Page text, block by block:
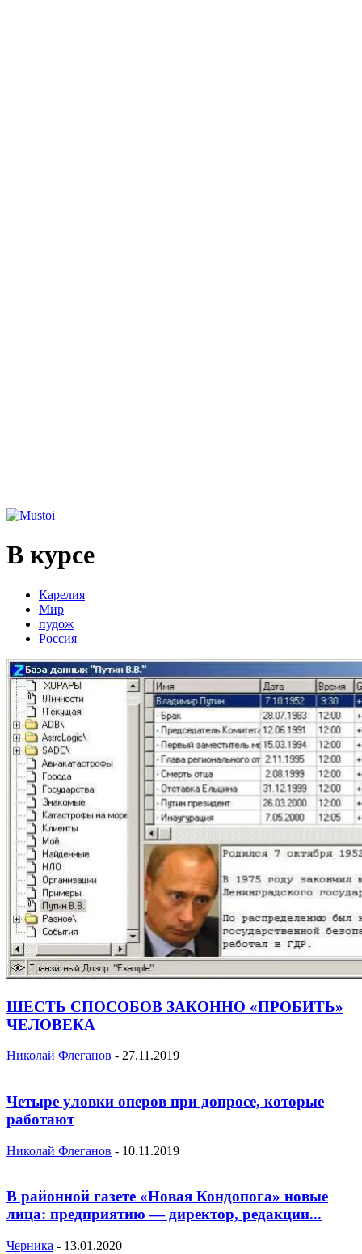
В курсе
Карелия
Мир
пудож
Россия
ШЕСТЬ СПОСОБОВ ЗАКОННО «ПРОБИТЬ»
ЧЕЛОВЕКА
Николай Флеганов - 27.11.2019
Четыре уловки оперов при допросе, которые
работают
Николай Флеганов - 10.11.2019
В районной газете «Новая Кондопога» новые
лица: предприятию — директор, редакции...
Черника - 13.01.2020